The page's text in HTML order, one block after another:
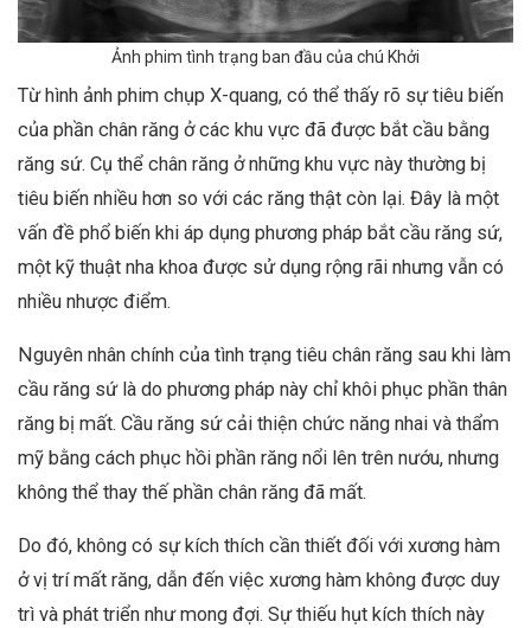
Ảnh phim tình trạng ban đầu của chú Khởi
Từ hình ảnh phim chụp X-quang, có thể thấy rõ sự tiêu biến
của phần chân răng ở các khu vực đã được bắt cầu bằng
răng sứ. Cụ thể chân răng ở những khu vực này thường bị
tiêu biến nhiều hơn so với các răng thật còn lại. Đây là một
vấn đề phổ biến khi áp dụng phương pháp bắt cầu răng sứ,
một kỹ thuật nha khoa được sử dụng rộng rãi nhưng vẫn có
nhiều nhược điểm.
Nguyên nhân chính của tình trạng tiêu chân răng sau khi làm
cầu răng sứ là do phương pháp này chỉ khôi phục phần thân
răng bị mất. Cầu răng sứ cải thiện chức năng nhai và thẩm
mỹ bằng cách phục hồi phần răng nổi lên trên nướu, nhưng
không thể thay thế phần chân răng đã mất.
Do đó, không có sự kích thích cần thiết đối với xương hàm
ở vị trí mất răng, dẫn đến việc xương hàm không được duy
trì và phát triển như mong đợi. Sự thiếu hụt kích thích này